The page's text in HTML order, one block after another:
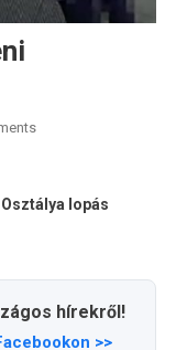
lopás
hírekről!
>>